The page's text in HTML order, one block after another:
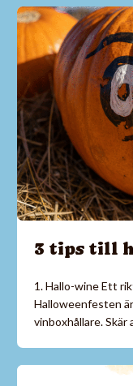
3 tips till
1. Hallo-wine Ett
Halloweenfesten
vinboxhållare.